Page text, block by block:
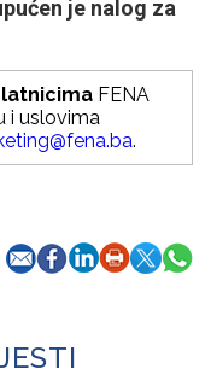
je nalog za
FENA
i uslovima
.